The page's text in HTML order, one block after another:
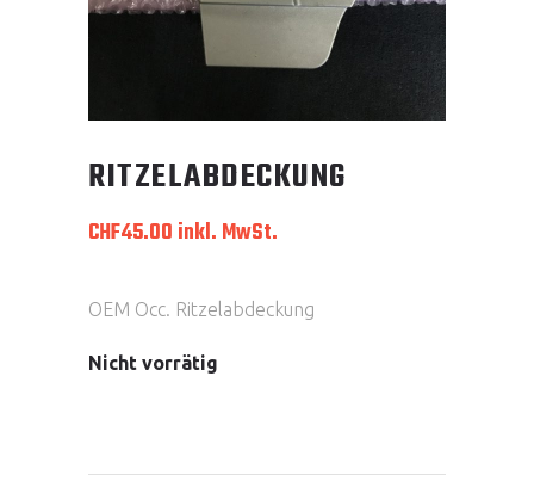
RITZELABDECKUNG
CHF45.00 inkl. MwSt.
OEM Occ. Ritzelabdeckung
Nicht vorrätig